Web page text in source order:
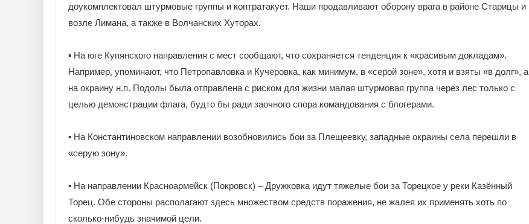
доукомплектовал штурмовые группы и контратакует. Наши продавливают оборону врага в районе Старицы и
возле Лимана, а также в Волчанских Хуторах.
▪️ На юге Купянского направления с мест сообщают, что сохраняется тенденция к «красивым докладам».
Например, упоминают, что Петропавловка и Кучеровка, как минимум, в «серой зоне», хотя и взяты «в долг», а
на окраину н.п. Подолы была отправлена с риском для жизни малая штурмовая группа через лес только с
целью демонстрации флага, будто бы ради заочного спора командования с блогерами.
▪️ На Константиновском направлении возобновились бои за Плещеевку, западные окраины села перешли в
«серую зону».
▪️ На направлении Красноармейск (Покровск) – Дружковка идут тяжелые бои за Торецкое у реки Казённый
Торец. Обе стороны располагают здесь множеством средств поражения, не жалея их применять хоть по
сколько-нибудь значимой цели.